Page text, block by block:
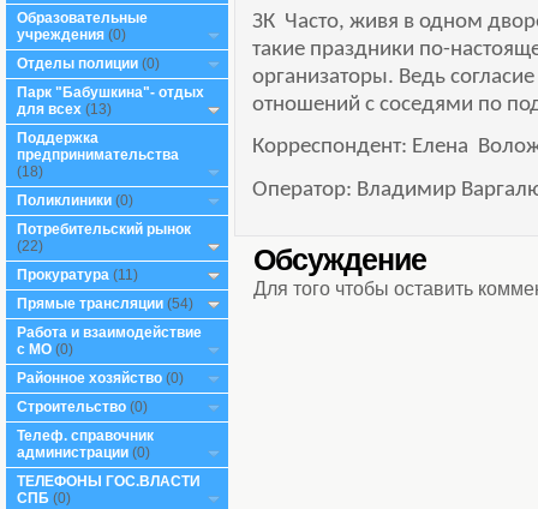
Образовательные
учреждения (0)
Отделы полиции (0)
Парк "Бабушкина"- отдых
для всех (13)
Поддержка
предпринимательства
(18)
Поликлиники (0)
Потребительский рынок
(22)
Прокуратура (11)
Прямые трансляции (54)
Работа и взаимодействие
с МО (0)
Районное хозяйство (0)
Строительство (0)
Телеф. справочник
администрации (0)
ТЕЛЕФОНЫ ГОС.ВЛАСТИ
СПБ (0)
ЗК Часто, живя в одном
такие праздники по-
организаторы. Ведь
отношений с соседями по
Корреспондент: Елена
Оператор: Владимир
Обсуждение
Для того чтобы оставить